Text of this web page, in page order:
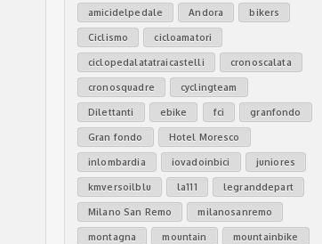
amicidelpedale Andora bikers
Ciclismo cicloamatori
ciclopedalatatraicastelli cronoscalata
cronosquadre cyclingteam
Dilettanti ebike fci granfondo
Gran fondo Hotel Moresco
inlombardia iovadoinbici juniores
kmversoilblu la111 legranddepart
Milano San Remo milanosanremo
montagna mountain mountainbike